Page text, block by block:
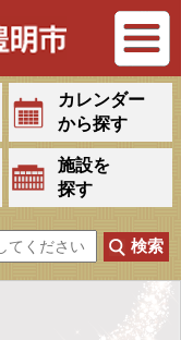
カレンダー
から探す
施設を
探す